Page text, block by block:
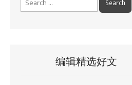
编辑精选好文